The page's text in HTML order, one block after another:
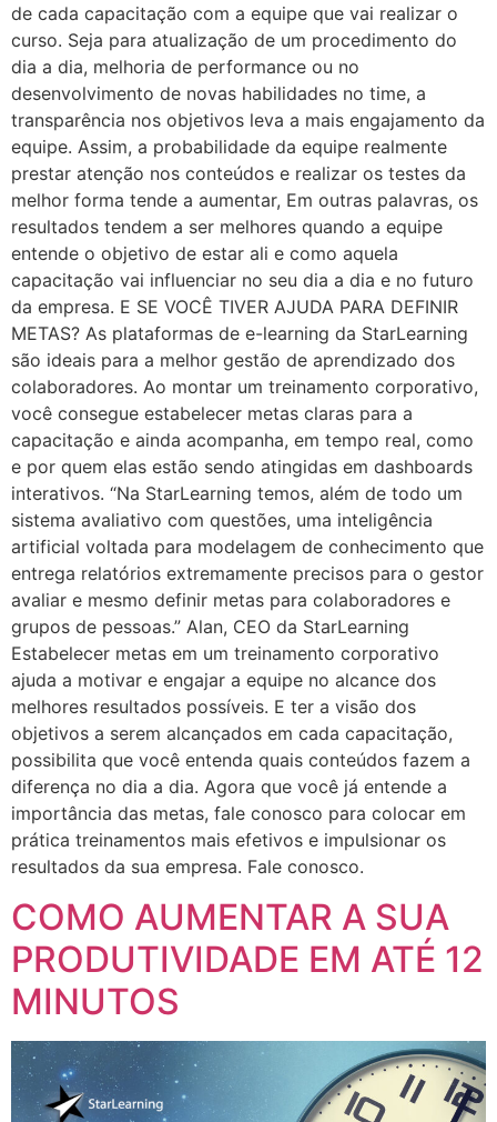
de cada capacitação com a equipe que vai realizar o
curso. Seja para atualização de um procedimento do
dia a dia, melhoria de performance ou no
desenvolvimento de novas habilidades no time, a
transparência nos objetivos leva a mais engajamento da
equipe. Assim, a probabilidade da equipe realmente
prestar atenção nos conteúdos e realizar os testes da
melhor forma tende a aumentar, Em outras palavras, os
resultados tendem a ser melhores quando a equipe
entende o objetivo de estar ali e como aquela
capacitação vai influenciar no seu dia a dia e no futuro
da empresa. E SE VOCÊ TIVER AJUDA PARA DEFINIR
METAS? As plataformas de e-learning da StarLearning
são ideais para a melhor gestão de aprendizado dos
colaboradores. Ao montar um treinamento corporativo,
você consegue estabelecer metas claras para a
capacitação e ainda acompanha, em tempo real, como
e por quem elas estão sendo atingidas em dashboards
interativos. “Na StarLearning temos, além de todo um
sistema avaliativo com questões, uma inteligência
artificial voltada para modelagem de conhecimento que
entrega relatórios extremamente precisos para o gestor
avaliar e mesmo definir metas para colaboradores e
grupos de pessoas.” Alan, CEO da StarLearning
Estabelecer metas em um treinamento corporativo
ajuda a motivar e engajar a equipe no alcance dos
melhores resultados possíveis. E ter a visão dos
objetivos a serem alcançados em cada capacitação,
possibilita que você entenda quais conteúdos fazem a
diferença no dia a dia. Agora que você já entende a
importância das metas, fale conosco para colocar em
prática treinamentos mais efetivos e impulsionar os
resultados da sua empresa. Fale conosco.
COMO AUMENTAR A SUA
PRODUTIVIDADE EM ATÉ 12
MINUTOS